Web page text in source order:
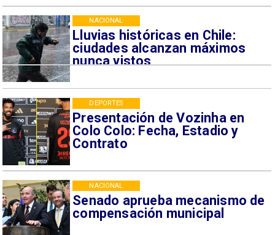
Lluvias históricas en Chile:
ciudades alcanzan máximos
nunca vistos
NACIONAL
Presentación de Vozinha en
Colo Colo: Fecha, Estadio y
Contrato
DEPORTES
Senado aprueba mecanismo de
compensación municipal
NACIONAL